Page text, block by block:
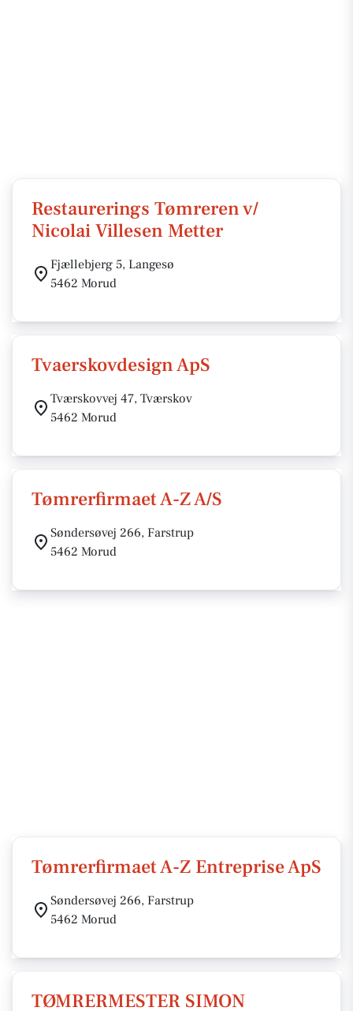
Restaurerings Tømreren v/
Nicolai Villesen Metter
Fjællebjerg 5, Langesø
5462 Morud
Tvaerskovdesign ApS
Tværskovvej 47, Tværskov
5462 Morud
Tømrerfirmaet A-Z A/S
Søndersøvej 266, Farstrup
5462 Morud
Tømrerfirmaet A-Z Entreprise ApS
Søndersøvej 266, Farstrup
5462 Morud
TØMRERMESTER SIMON